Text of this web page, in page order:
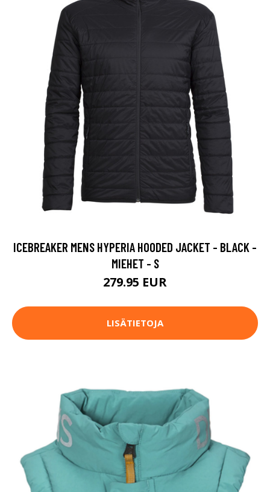
ICEBREAKER MENS HYPERIA HOODED JACKET - BLACK -
MIEHET - S
279.95 EUR
LISÄTIETOJA